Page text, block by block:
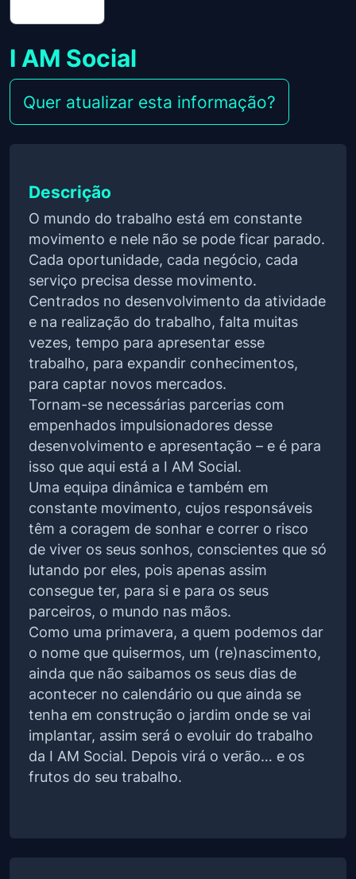
I AM Social
Quer atualizar esta informação?
Descrição
O mundo do trabalho está em constante
movimento e nele não se pode ficar parado.
Cada oportunidade, cada negócio, cada
serviço precisa desse movimento.
Centrados no desenvolvimento da atividade
e na realização do trabalho, falta muitas
vezes, tempo para apresentar esse
trabalho, para expandir conhecimentos,
para captar novos mercados.
Tornam-se necessárias parcerias com
empenhados impulsionadores desse
desenvolvimento e apresentação – e é para
isso que aqui está a I AM Social.
Uma equipa dinâmica e também em
constante movimento, cujos responsáveis
têm a coragem de sonhar e correr o risco
de viver os seus sonhos, conscientes que só
lutando por eles, pois apenas assim
consegue ter, para si e para os seus
parceiros, o mundo nas mãos.
Como uma primavera, a quem podemos dar
o nome que quisermos, um (re)nascimento,
ainda que não saibamos os seus dias de
acontecer no calendário ou que ainda se
tenha em construção o jardim onde se vai
implantar, assim será o evoluir do trabalho
da I AM Social. Depois virá o verão… e os
frutos do seu trabalho.